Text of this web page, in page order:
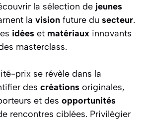
la sélection de jeunes
la vision future du secteur.
idées et matériaux innovants
masterclass.
prix se révèle dans la
des créations originales,
et des opportunités
rencontres ciblées. Privilégier